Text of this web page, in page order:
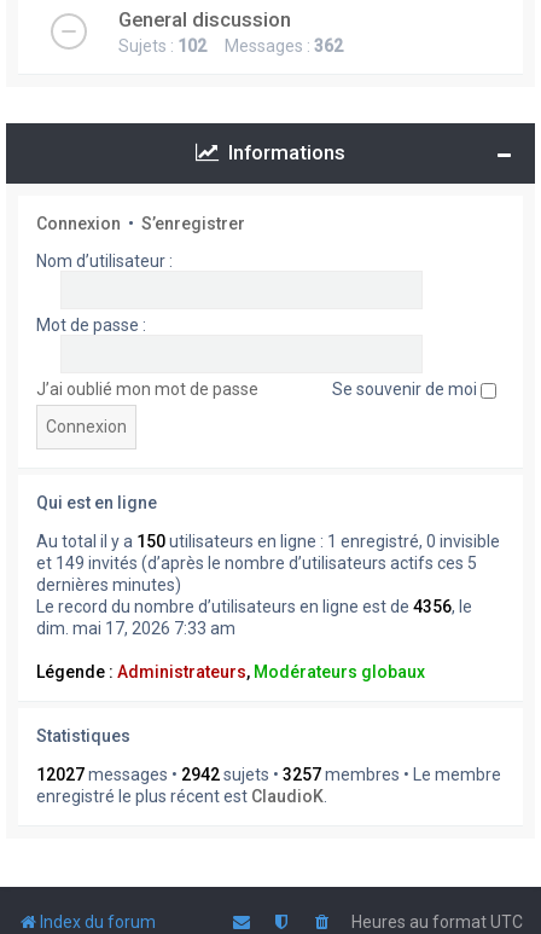
General discussion
Sujets : 102Messages : 362
Informations
Connexion • S’enregistrer
Nom d’utilisateur :
Mot de passe :
J’ai oublié mon mot de passe Se souvenir de moi
Qui est en ligne
Au total il y a 150utilisateurs en ligne : 1 enregistré, 0 invisible
et 149 invités (d’après le nombre d’utilisateurs actifs ces 5
dernières minutes)
Le record du nombre d’utilisateurs en ligne est de 4356, le
dim. mai 17, 2026 7:33 am
Légende : Administrateurs, Modérateurs globaux
Statistiques
12027messages • 2942sujets • 3257membres • Le membre
enregistré le plus récent est ClaudioK
Index du forum Heures au formatUTC